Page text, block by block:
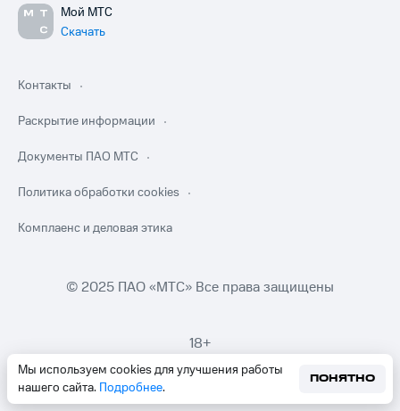
Мы используем cookies для улучшения работы
нашего сайта. Подробнее.
ПОНЯТНО
Мой МТС
Скачать
Контакты
Раскрытие информации
Документы ПАО МТС
Политика обработки cookies
Комплаенс и деловая этика
© 2025 ПАО «МТС» Все права защищены
18+